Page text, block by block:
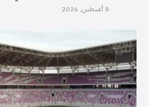
8 أغسطس, 2026